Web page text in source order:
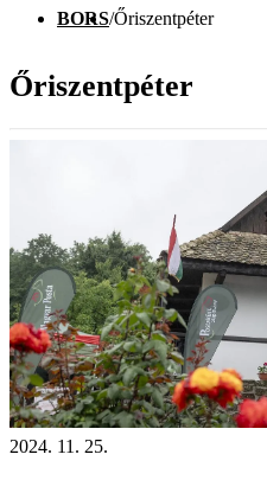
BORS/Őriszentpéter
Őriszentpéter
2024. 11. 25.